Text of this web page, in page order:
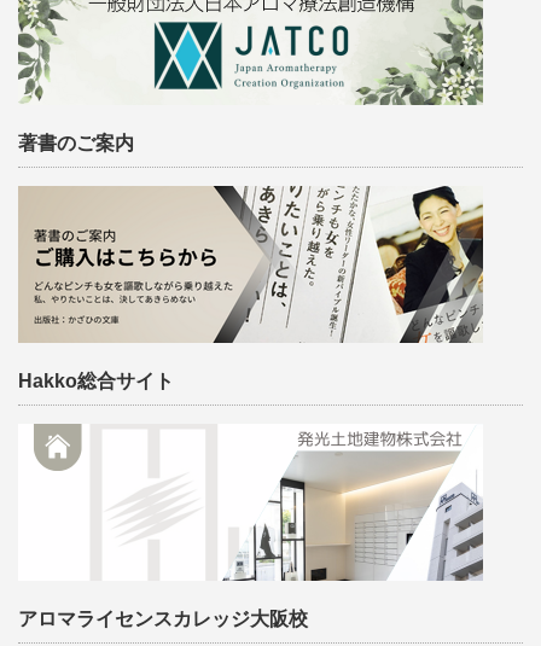
著書のご案内
Hakko総合サイト
アロマライセンスカレッジ大阪校